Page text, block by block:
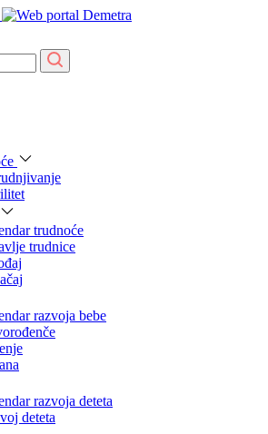
trudnoće
trudnice
razvoja bebe
razvoja deteta
deteta